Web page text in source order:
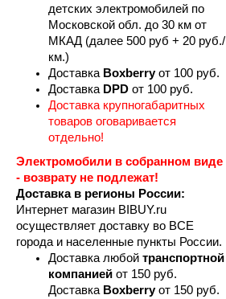
детских электромобилей по
Московской обл. до 30 км от
МКАД (далее 500 руб + 20 руб./
км.)
Доставка Boxberry от 100 руб.
Доставка DPD от 100 руб.
Доставка крупногабаритных
товаров оговаривается
отдельно!
Электромобили в собранном виде
- возврату не подлежат!
Доставка в регионы России:
Интернет магазин BIBUY.ru
осуществляет доставку во ВСЕ
города и населенные пункты России.
Доставка любой транспортной
компанией от 150 руб.
Доставка Boxberry от 150 руб.